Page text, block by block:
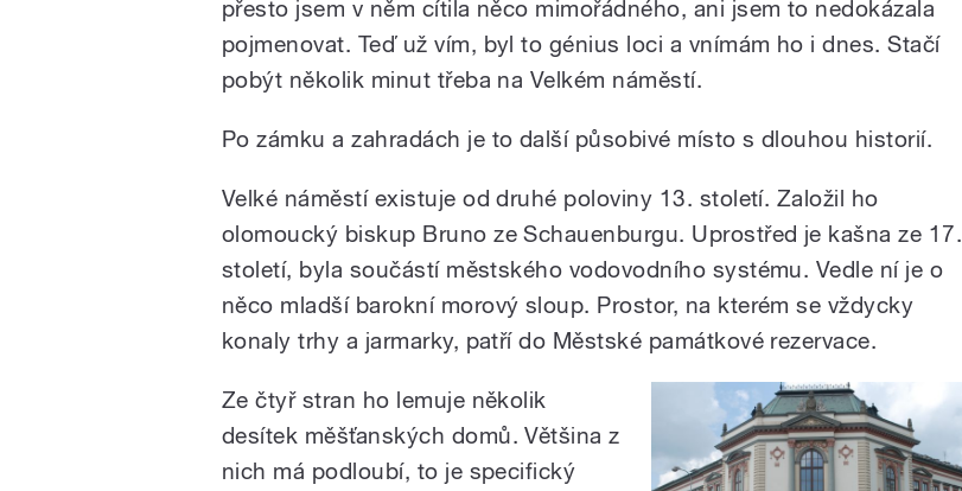
přesto jsem v něm cítila něco mimořádného, ani jsem to nedokázala
pojmenovat. Teď už vím, byl to génius loci a vnímám ho i dnes. Stačí
pobýt několik minut třeba na Velkém náměstí.
Po zámku a zahradách je to další působivé místo s dlouhou historií.
Velké náměstí existuje od druhé poloviny 13. století. Založil ho
olomoucký biskup Bruno ze Schauenburgu. Uprostřed je kašna ze 17.
století, byla součástí městského vodovodního systému. Vedle ní je o
něco mladší barokní morový sloup. Prostor, na kterém se vždycky
konaly trhy a jarmarky, patří do Městské památkové rezervace.
Ze čtyř stran ho lemuje několik
desítek měšťanských domů. Většina z
nich má podloubí, to je specifický